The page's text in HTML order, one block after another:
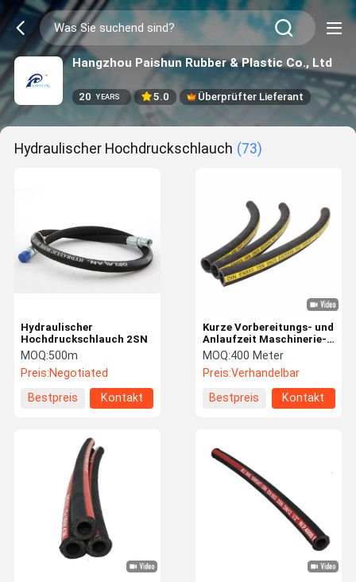
Hangzhou Paishun Rubber & Plastic Co., Ltd
20 YEARS 5.0 Überprüfter Lieferant
Hydraulischer Hochdruckschlauch (73)
Hydraulischer
Hochdruckschlauch 2SN
MOQ:500m
Preis:Negotiated
Bestpreis
Kontakt
Kurze Vorbereitungs- und
Anlaufzeit Maschinerie-
hydraulischer
Hochdruckschlauch R1
R2 1SN 2SN
MOQ:400 Meter
Preis:Verhandelbar
Bestpreis
Kontakt